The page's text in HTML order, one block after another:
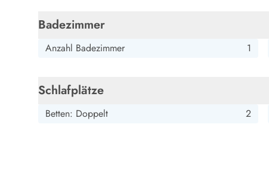
Kontakt & Öffnungszeiten
Nachhaltigkeit
Das sagen unsere Gäste
Badezimmer
Anzahl Badezimmer 1
Schlafplätze
Betten: Doppelt 2